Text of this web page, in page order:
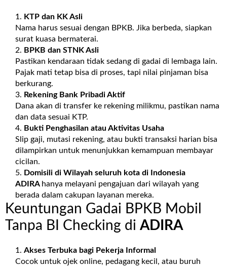
KTP dan KK Asli
Nama harus sesuai dengan BPKB. Jika berbeda, siapkan
surat kuasa bermaterai.
BPKB dan STNK Asli
Pastikan kendaraan tidak sedang di gadai di lembaga lain.
Pajak mati tetap bisa di proses, tapi nilai pinjaman bisa
berkurang.
Rekening Bank Pribadi Aktif
Dana akan di transfer ke rekening milikmu, pastikan nama
dan data sesuai KTP.
Bukti Penghasilan atau Aktivitas Usaha
Slip gaji, mutasi rekening, atau bukti transaksi harian bisa
dilampirkan untuk menunjukkan kemampuan membayar
cicilan.
Domisili di Wilayah seluruh kota di Indonesia
ADIRA hanya melayani pengajuan dari wilayah yang
berada dalam cakupan layanan mereka.
Keuntungan Gadai BPKB Mobil
Tanpa BI Checking di ADIRA
Akses Terbuka bagi Pekerja Informal
Cocok untuk ojek online, pedagang kecil, atau buruh